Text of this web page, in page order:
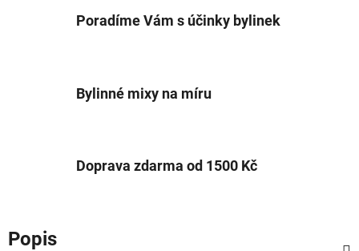
Poradíme Vám s účinky bylinek
Bylinné mixy na míru
Doprava zdarma od 1500 Kč
Popis